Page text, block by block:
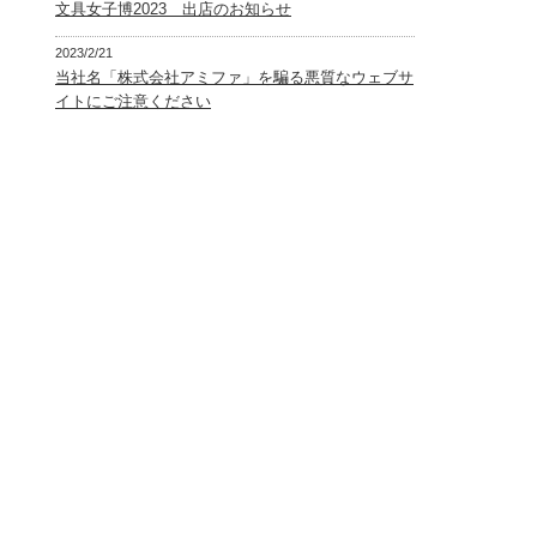
文具女子博2023 出店のお知らせ
2023/2/21
当社名「株式会社アミファ」を騙る悪質なウェブサ
イトにご注意ください